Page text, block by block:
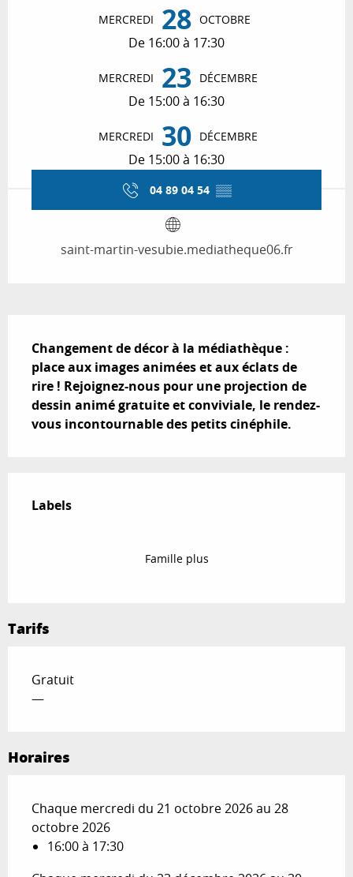
MERCREDI 28 OCTOBRE
De 16:00 à 17:30
MERCREDI 23 DÉCEMBRE
De 15:00 à 16:30
MERCREDI 30 DÉCEMBRE
De 15:00 à 16:30
04 89 04 54 ▒▒
saint-martin-vesubie.mediatheque06.fr
Changement de décor à la médiathèque :
place aux images animées et aux éclats de
rire ! Rejoignez-nous pour une projection de
dessin animé gratuite et conviviale, le rendez-
vous incontournable des petits cinéphile.
Labels
Labels
Famille plus
Tarifs
Gratuit
—
Horaires
Chaque mercredi du 21 octobre 2026 au 28
octobre 2026
16:00 à 17:30